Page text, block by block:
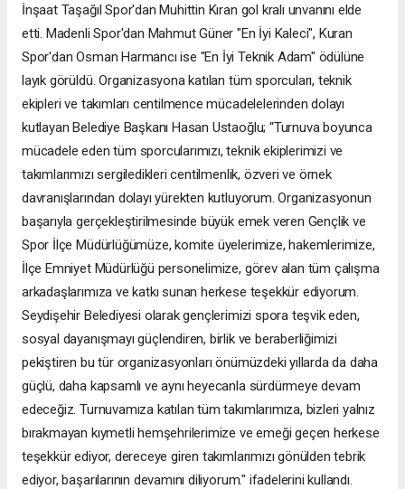
İnşaat Taşağıl Spor'dan Muhittin Kıran gol kralı unvanını elde
etti. Madenli Spor'dan Mahmut Güner "En İyi Kaleci", Kuran
Spor'dan Osman Harmancı ise "En İyi Teknik Adam" ödülüne
layık görüldü. Organizasyona katılan tüm sporcuları, teknik
ekipleri ve takımları centilmence mücadelelerinden dolayı
kutlayan Belediye Başkanı Hasan Ustaoğlu; “Turnuva boyunca
mücadele eden tüm sporcularımızı, teknik ekiplerimizi ve
takımlarımızı sergiledikleri centilmenlik, özveri ve örnek
davranışlarından dolayı yürekten kutluyorum. Organizasyonun
başarıyla gerçekleştirilmesinde büyük emek veren Gençlik ve
Spor İlçe Müdürlüğümüze, komite üyelerimize, hakemlerimize,
İlçe Emniyet Müdürlüğü personelimize, görev alan tüm çalışma
arkadaşlarımıza ve katkı sunan herkese teşekkür ediyorum.
Seydişehir Belediyesi olarak gençlerimizi spora teşvik eden,
sosyal dayanışmayı güçlendiren, birlik ve beraberliğimizi
pekiştiren bu tür organizasyonları önümüzdeki yıllarda da daha
güçlü, daha kapsamlı ve aynı heyecanla sürdürmeye devam
edeceğiz. Turnuvamıza katılan tüm takımlarımıza, bizleri yalnız
bırakmayan kıymetli hemşehrilerimize ve emeği geçen herkese
teşekkür ediyor, dereceye giren takımlarımızı gönülden tebrik
ediyor, başarılarının devamını diliyorum." ifadelerini kullandı.